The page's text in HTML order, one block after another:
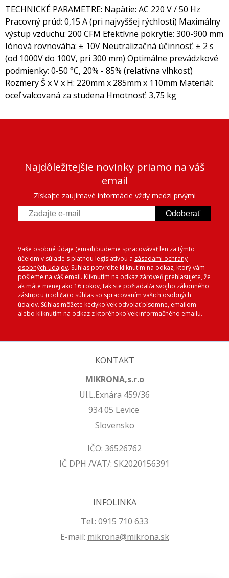
TECHNICKÉ PARAMETRE: Napätie: AC 220 V / 50 Hz
Pracovný prúd: 0,15 A (pri najvyššej rýchlosti) Maximálny
výstup vzduchu: 200 CFM Efektívne pokrytie: 300-900 mm
Iónová rovnováha: ± 10V Neutralizačná účinnosť: ± 2 s
(od 1000V do 100V, pri 300 mm) Optimálne prevádzkové
podmienky: 0-50 °C, 20% - 85% (relatívna vlhkosť)
Rozmery Š x V x H: 220mm x 285mm x 110mm Materiál:
oceľ valcovaná za studena Hmotnosť: 3,75 kg
Najdôležitejšie novinky priamo na váš
email
Získajte zaujímavé informácie vždy medzi prvými
Odoberať
Vaše osobné údaje (email) budeme spracovávať len za týmto
účelom v súlade s platnou legislatívou a zásadami ochrany
osobných údajov. Súhlas potvrdíte kliknutím na odkaz, ktorý vám
pošleme na váš email. Kliknutím na odkaz zároveň prehlasujete, že
ak máte menej ako 16 rokov, tak ste požiadal/a svojho zákonného
zástupcu (rodiča) o súhlas so spracovaním vašich osobných
údajov. Súhlas môžete kedykoľvek odvolať písomne, emailom
alebo kliknutím na odkaz z ktoréhokoľvek informačného emailu.
KONTAKT
MIKRONA,s.r.o
Ul.L.Exnára 459/36
934 05 Levice
Slovensko
IČO: 36526762
IČ DPH /VAT/: SK2020156391
INFOLINKA
Tel.: 0915 710 633
E-mail: mikrona@mikrona.sk